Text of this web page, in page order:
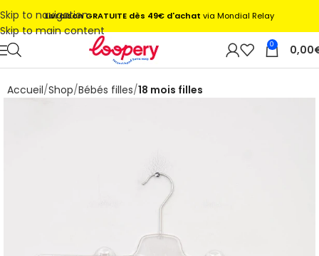
Skip to navigation
Skip to main content
0 0,00
Accueil Shop Bébés filles 18 mois filles
Livraison GRATUITE dès 49€ d'achat via Mondial Relay